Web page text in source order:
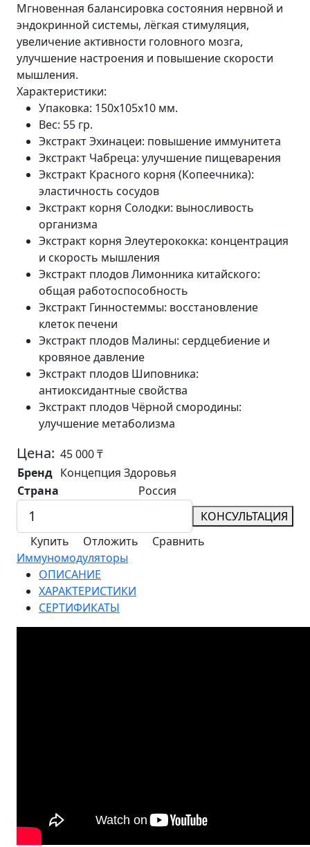
Мгновенная балансировка состояния нервной и
эндокринной системы, лёгкая стимуляция,
увеличение активности головного мозга,
улучшение настроения и повышение скорости
мышления.
Характеристики:
Упаковка: 150х105х10 мм.
Вес: 55 гр.
Экстракт Эхинацеи: повышение иммунитета
Экстракт Чабреца: улучшение пищеварения
Экстракт Красного корня (Копеечника):
эластичность сосудов
Экстракт корня Солодки: выносливость
организма
Экстракт корня Элеутерококка: концентрация
и скорость мышления
Экстракт плодов Лимонника китайского:
общая работоспособность
Экстракт Гинностеммы: восстановление
клеток печени
Экстракт плодов Малины: сердцебиение и
кровяное давление
Экстракт плодов Шиповника:
антиоксидантные свойства
Экстракт плодов Чёрной смородины:
улучшение метаболизма
Цена: 45 000₸
Бренд Концепция Здоровья
Страна
Россия
КОНСУЛЬТАЦИЯ
Купить
Отложить
Сравнить
Иммуномодуляторы
ОПИСАНИЕ
ХАРАКТЕРИСТИКИ
СЕРТИФИКАТЫ